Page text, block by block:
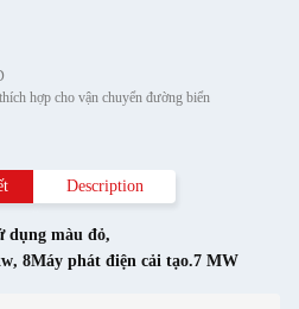
hợp cho vận chuyển đường biển
Description
dụng màu đỏ,
, 8Máy phát điện cải tạo.7 MW